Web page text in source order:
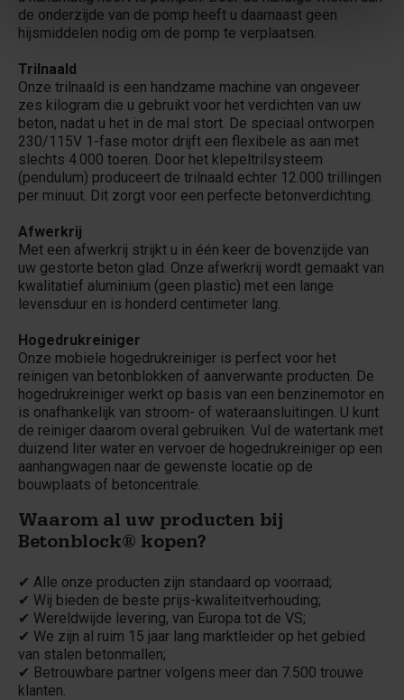
de onderzijde van de pomp heeft u daarnaast geen
hijsmiddelen nodig om de pomp te verplaatsen.
Trilnaald
Onze trilnaald is een handzame machine van ongeveer
zes kilogram die u gebruikt voor het verdichten van uw
beton, nadat u het in de mal stort. De speciaal ontworpen
230/115V 1-fase motor drijft een flexibele as aan met
slechts 4.000 toeren. Door het klepeltrilsysteem
(pendulum) produceert de trilnaald echter 12.000 trillingen
per minuut. Dit zorgt voor een perfecte betonverdichting.
Afwerkrij
Met een afwerkrij strijkt u in één keer de bovenzijde van
uw gestorte beton glad. Onze afwerkrij wordt gemaakt van
kwalitatief aluminium (geen plastic) met een lange
levensduur en is honderd centimeter lang.
Hogedrukreiniger
Onze mobiele hogedrukreiniger is perfect voor het
reinigen van betonblokken of aanverwante producten. De
hogedrukreiniger werkt op basis van een benzinemotor en
is onafhankelijk van stroom- of wateraansluitingen. U kunt
de reiniger daarom overal gebruiken. Vul de watertank met
duizend liter water en vervoer de hogedrukreiniger op een
aanhangwagen naar de gewenste locatie op de
bouwplaats of betoncentrale.
Waarom al uw producten bij
Betonblock® kopen?
✔ Alle onze producten zijn standaard op voorraad;
✔ Wij bieden de beste prijs-kwaliteitverhouding;
✔ Wereldwijde levering, van Europa tot de VS;
✔ We zijn al ruim 15 jaar lang marktleider op het gebied
van stalen betonmallen;
✔ Betrouwbare partner volgens meer dan 7.500 trouwe
klanten.